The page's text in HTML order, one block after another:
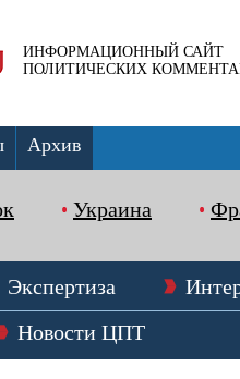
ИНФОРМАЦИОННЫЙ САЙТ
ПОЛИТИЧЕСКИХ
Архив
Украина
Экспертиза
Новости ЦПТ